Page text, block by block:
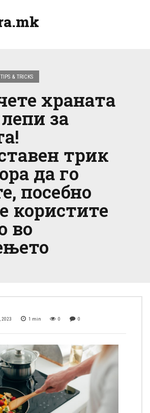
TIPS & TRICKS
храната
за
трик
да го
посебно
користите
во
2023 1 min 0 0